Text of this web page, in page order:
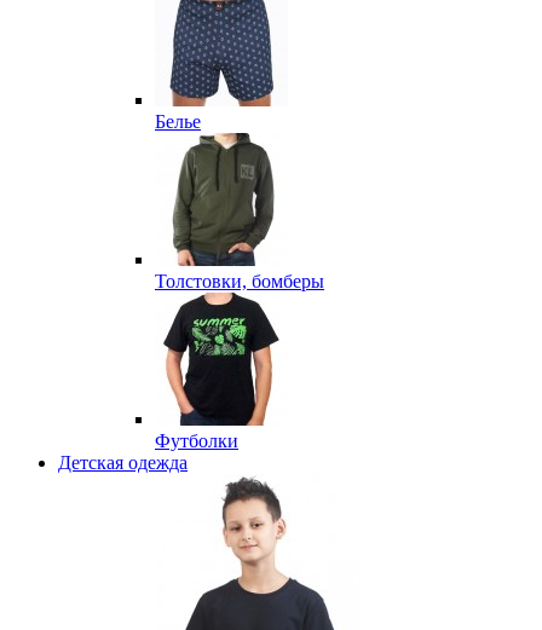
Белье
Толстовки, бомберы
Футболки
Детская одежда